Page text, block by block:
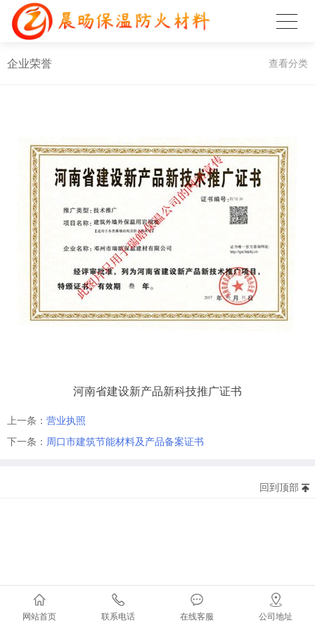
企业荣誉 查看分类
河南省建设新产品新科技推广证书
上一条： 营业执照
下一条： 周口市建筑节能材料及产品备案证书
网站首页 联系电话 在线客服 公司地址
回到顶部